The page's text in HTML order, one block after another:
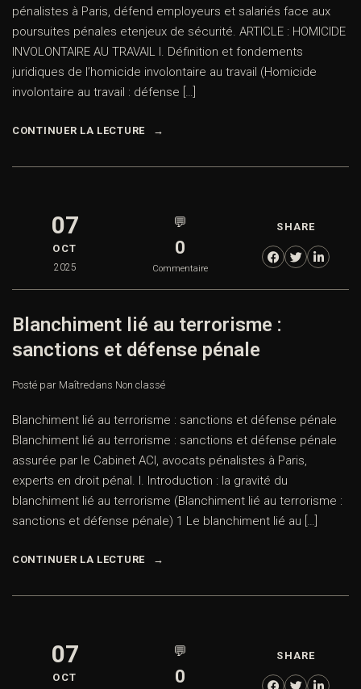
pénalistes à Paris, défend employeurs et salariés face aux
poursuites pénales etenjeux de sécurité. ARTICLE : HOMICIDE
INVOLONTAIRE AU TRAVAIL I. Définition et fondements
juridiques de l’homicide involontaire au travail (Homicide
involontaire au travail : défense […]
CONTINUER LA LECTURE
07
OCT
2025
💬
0
Commentaire
SHARE
Blanchiment lié au terrorisme :
sanctions et défense pénale
Posté par Maîtredans Non classé
Blanchiment lié au terrorisme : sanctions et défense pénale
Blanchiment lié au terrorisme : sanctions et défense pénale
assurée par le Cabinet ACI, avocats pénalistes à Paris,
experts en droit pénal. I. Introduction : la gravité du
blanchiment lié au terrorisme (Blanchiment lié au terrorisme :
sanctions et défense pénale) 1 Le blanchiment lié au […]
CONTINUER LA LECTURE
07
OCT
💬
0
SHARE